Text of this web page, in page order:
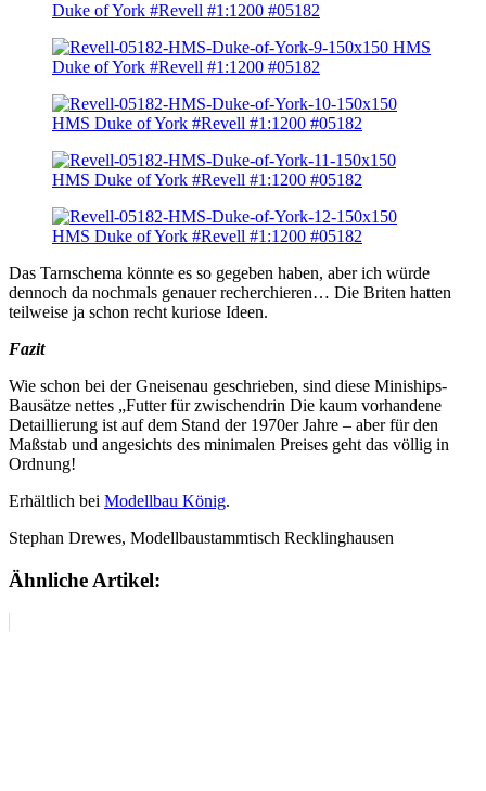
Das Tarnschema könnte es so gegeben haben, aber ich würde
dennoch da nochmals genauer recherchieren… Die Briten hatten
teilweise ja schon recht kuriose Ideen.
Fazit
Wie schon bei der Gneisenau geschrieben, sind diese Miniships-
Bausätze nettes „Futter für zwischendrin Die kaum vorhandene
Detaillierung ist auf dem Stand der 1970er Jahre – aber für den
Maßstab und angesichts des minimalen Preises geht das völlig in
Ordnung!
Erhältlich bei Modellbau König.
Stephan Drewes, Modellbaustammtisch Recklinghausen
Ähnliche Artikel: